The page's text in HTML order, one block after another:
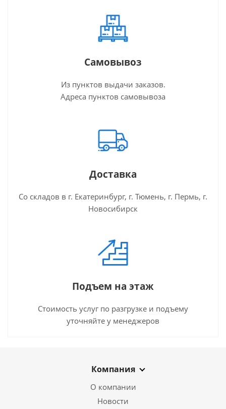
Самовывоз
Из пунктов выдачи заказов.
Адреса пунктов самовывоза
Доставка
Со складов в г. Екатеринбург, г. Тюмень, г. Пермь, г.
Новосибирск
Подъем на этаж
Стоимость услуг по разгрузке и подъему
уточняйте у менеджеров
Компания
О компании
Новости